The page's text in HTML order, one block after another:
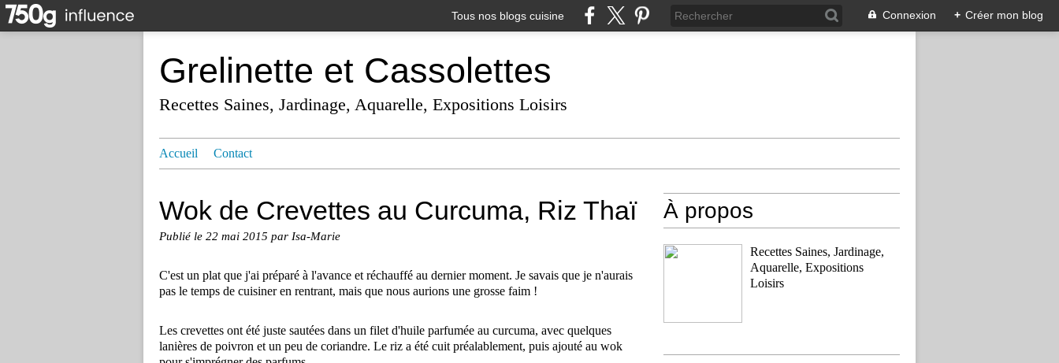
Tous nos blogs cuisine Connexion + Créer mon blog
Grelinette et Cassolettes
Recettes Saines, Jardinage, Aquarelle, Expositions Loisirs
Accueil Contact
Wok de Crevettes au Curcuma, Riz Thaï
Publié le 22 mai 2015 par Isa-Marie
C'est un plat que j'ai préparé à l'avance et réchauffé au dernier moment. Je savais que je n'aurais
pas le temps de cuisiner en rentrant, mais que nous aurions une grosse faim !
Les crevettes ont été juste sautées dans un filet d'huile parfumée au curcuma, avec quelques
lanières de poivron et un peu de coriandre. Le riz a été cuit préalablement, puis ajouté au wok
À propos
Recettes Saines, Jardinage,
Aquarelle, Expositions
Loisirs